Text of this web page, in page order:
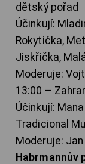
dětský pořad
Účinkují:
Rokytička,
Jiskřička,
Moderuje:
13:00 –
Účinkují:
Tradicional
Moderuje:
Habrmannův